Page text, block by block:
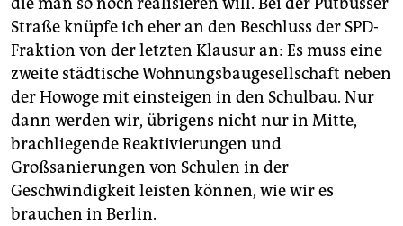
Straße knüpfe ich eher an den Beschluss der SPD-
Fraktion von der letzten Klausur an: Es muss eine
zweite städtische Wohnungsbaugesellschaft neben
der Howoge mit einsteigen in den Schulbau. Nur
dann werden wir, übrigens nicht nur in Mitte,
brachliegende Reaktivierungen und
Großsanierungen von Schulen in der
Geschwindigkeit leisten können, wie wir es
brauchen in Berlin.